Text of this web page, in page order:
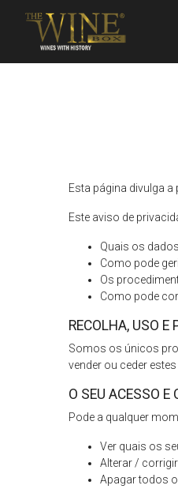
Esta página divulga
Este aviso de
Quais os
Como pode
Os
Como pode
RECOLHA, USO E
Somos os únicos
vender ou ceder
O SEU ACESSO E
Pode a qualquer
Ver quais os
Alterar /
Apagar todos